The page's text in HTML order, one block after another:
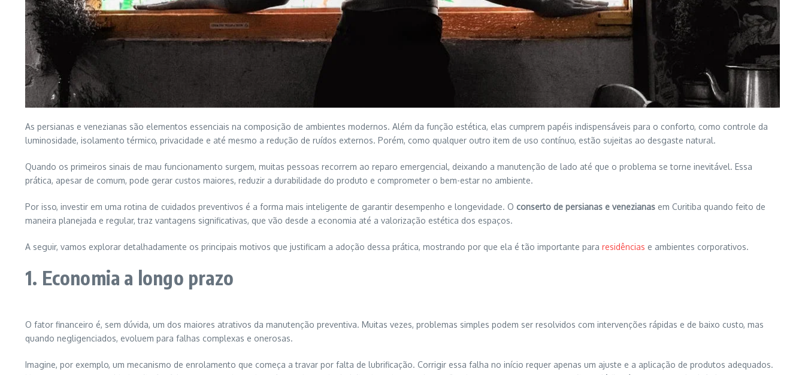
As persianas e venezianas são elementos essenciais na composição de ambientes modernos. Além da função estética, elas cumprem papéis indispensáveis para o conforto, como controle da
luminosidade, isolamento térmico, privacidade e até mesmo a redução de ruídos externos. Porém, como qualquer outro item de uso contínuo, estão sujeitas ao desgaste natural.
Quando os primeiros sinais de mau funcionamento surgem, muitas pessoas recorrem ao reparo emergencial, deixando a manutenção de lado até que o problema se torne inevitável. Essa
prática, apesar de comum, pode gerar custos maiores, reduzir a durabilidade do produto e comprometer o bem-estar no ambiente.
Por isso, investir em uma rotina de cuidados preventivos é a forma mais inteligente de garantir desempenho e longevidade. O conserto de persianas e venezianas em Curitiba quando feito de
maneira planejada e regular, traz vantagens significativas, que vão desde a economia até a valorização estética dos espaços.
A seguir, vamos explorar detalhadamente os principais motivos que justificam a adoção dessa prática, mostrando por que ela é tão importante para residências e ambientes corporativos.
1. Economia a longo prazo
O fator financeiro é, sem dúvida, um dos maiores atrativos da manutenção preventiva. Muitas vezes, problemas simples podem ser resolvidos com intervenções rápidas e de baixo custo, mas
quando negligenciados, evoluem para falhas complexas e onerosas.
Imagine, por exemplo, um mecanismo de enrolamento que começa a travar por falta de lubrificação. Corrigir essa falha no início requer apenas um ajuste e a aplicação de produtos adequados.